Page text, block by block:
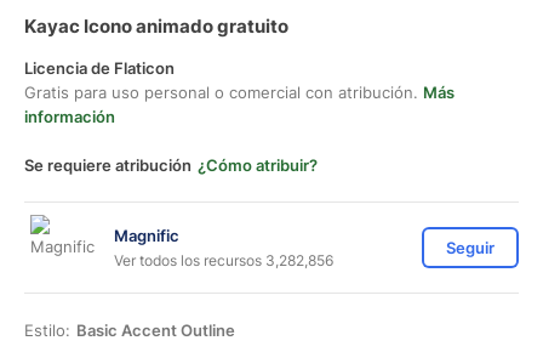
Kayac Icono animado gratuito
Licencia de Flaticon
Gratis para uso personal o comercial con atribución. Más
información
Se requiere atribución ¿Cómo atribuir?
Magnific
Ver todos los recursos 3,282,856
Seguir
Estilo: Basic Accent Outline